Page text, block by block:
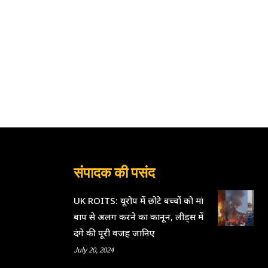
संपादक की पसंद
UK ROITS: यूरोप में छोटे बच्चों को मां
बाप से अलग करने का कानून, लीड्स में
दंगे की पूरी वजह जानिए
July 20, 2024